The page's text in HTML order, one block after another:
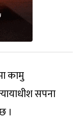
कामु
सपना
।